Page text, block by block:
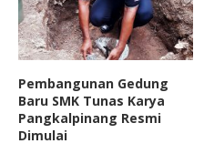
Pembangunan Gedung
Baru SMK Tunas Karya
Pangkalpinang Resmi
Dimulai